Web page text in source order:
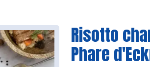
Risotto
Phare